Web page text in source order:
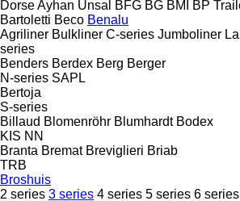
DorseAyhan Ünsal BFG BG BMI BP
Bartoletti Beco Benalu
Agriliner Bulkliner C-series Jumboliner
series
Benders Berdex Berg Berger
N-series SAPL
Bertoja
S-series
Billaud Blomenröhr Blumhardt Bodex
KIS NN
Branta Bremat Breviglieri Briab
TRB
Broshuis
2 series 3 series 4 series 5 series 6 series